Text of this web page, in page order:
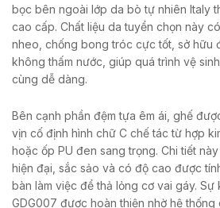
bọc bên ngoài lớp da bò tự nhiên Italy
cao cấp. Chất liệu da tuyển chọn này
nheo, chống bong tróc cực tốt, sở hữu
không thấm nước, giúp quá trình vệ
cùng dễ dàng.
Bên cạnh phần đệm tựa êm ái, ghế
vịn cố định hình chữ C chế tác từ hợp
hoặc ốp PU đen sang trọng. Chi tiết
hiện đại, sắc sảo và có độ cao được
bàn làm việc để thả lỏng cơ vai gáy. Sự
GDG007 được hoàn thiện nhờ hệ